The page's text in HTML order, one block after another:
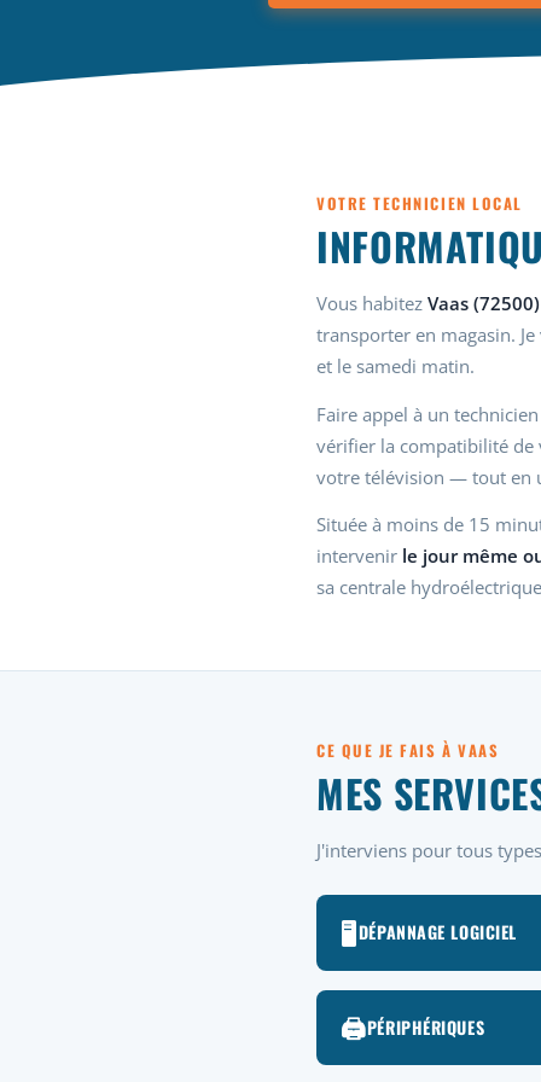
VOTRE TECHNICIEN LOCAL
Vous habitez Vaas (72500)
transporter en magasin.
et le samedi matin.
Faire appel à un
vérifier la compatibilité de
votre télévision — tout en
Située à moins de 15
intervenir le jour même
sa centrale
CE QUE JE FAIS À VAAS
MES
J'interviens pour tous
🖥️DÉPANNAGE LOGICIEL
🖨️PÉRIPHÉRIQUES